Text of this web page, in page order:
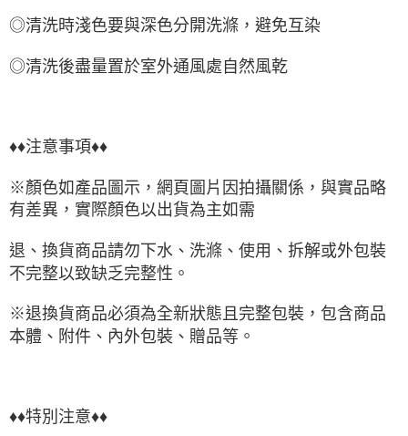
◎清洗時淺色要與深色分開洗滌，避免互染
◎清洗後盡量置於室外通風處自然風乾
♦♦注意事項♦♦
※顏色如產品圖示，網頁圖片因拍攝關係，與實品略
有差異，實際顏色以出貨為主如需
退、換貨商品請勿下水、洗滌、使用、拆解或外包裝
不完整以致缺乏完整性。
※退換貨商品必須為全新狀態且完整包裝，包含商品
本體、附件、內外包裝、贈品等。
♦♦特別注意♦♦